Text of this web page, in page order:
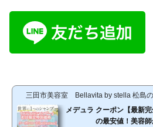
三田市美容室 Bellavita by stella 松島
メデュラ クーポン【最新
の最安値！美容